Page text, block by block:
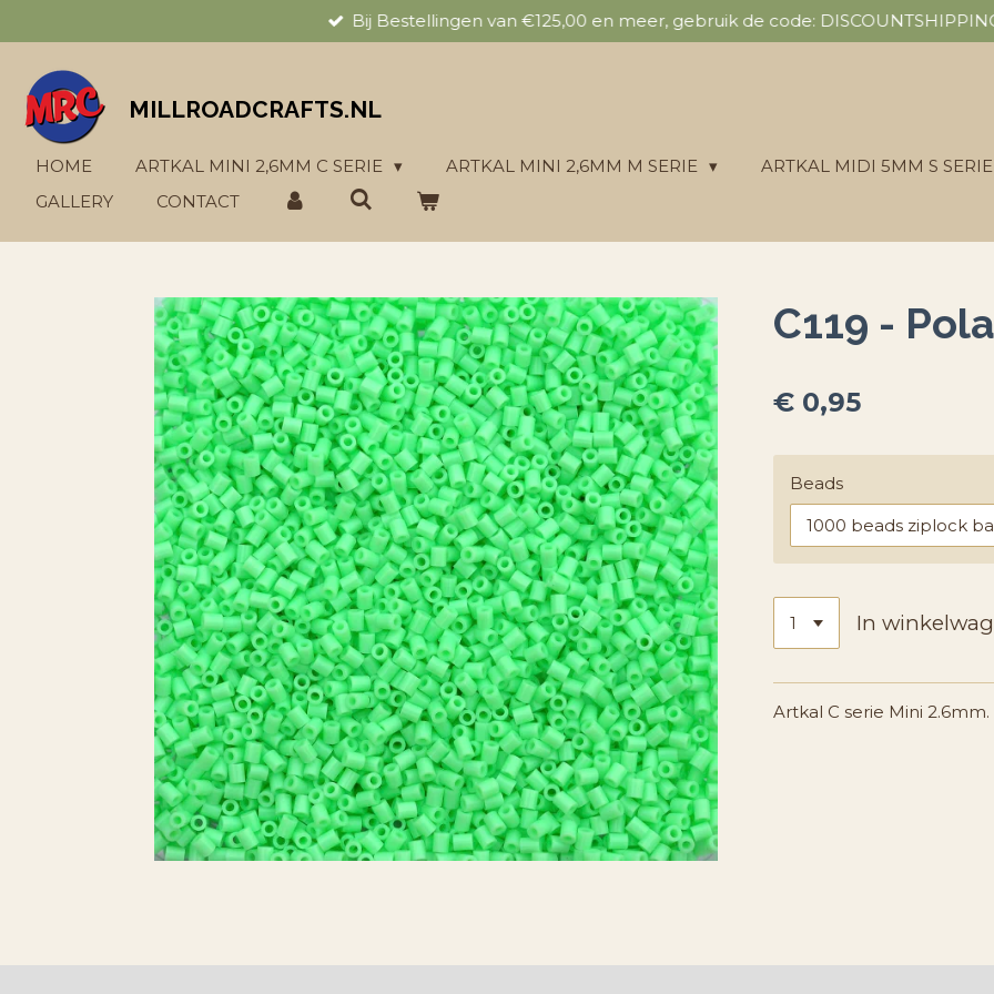
direct
de
hoofdinhoud
Bij Bestellingen van €125,00 en meer, gebruik de code:
MILLROADCRAFTS.NL
HOME ARTKAL MINI 2,6MM C SERIE ARTKAL MINI 2,6MM M SERIE
ARTKAL MIDI 5MM S
GALLERY
CONTACT
C119 -
€ 0,95
Beads
In
Artkal C serie Mini 2.6mm.